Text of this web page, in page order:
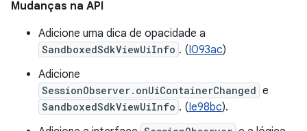
Mudanças na API
Adicione uma dica de opacidade a
SandboxedSdkViewUiInfo . (I093ac)
Adicione
SessionObserver.onUiContainerChanged e
SandboxedSdkViewUiInfo . (Ie98bc).